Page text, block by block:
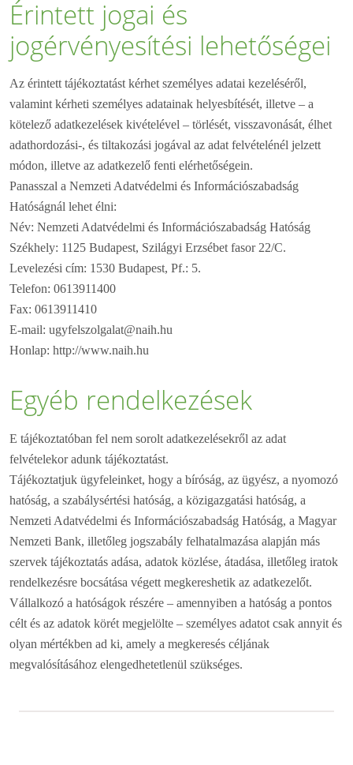
Érintett jogai és
jogérvényesítési lehetőségei
Az érintett tájékoztatást kérhet személyes adatai kezeléséről,
valamint kérheti személyes adatainak helyesbítését, illetve – a
kötelező adatkezelések kivételével – törlését, visszavonását, élhet
adathordozási-, és tiltakozási jogával az adat felvételénél jelzett
módon, illetve az adatkezelő fenti elérhetőségein.
Panasszal a Nemzeti Adatvédelmi és Információszabadság
Hatóságnál lehet élni:
Név: Nemzeti Adatvédelmi és Információszabadság Hatóság
Székhely: 1125 Budapest, Szilágyi Erzsébet fasor 22/C.
Levelezési cím: 1530 Budapest, Pf.: 5.
Telefon: 0613911400
Fax: 0613911410
E-mail: ugyfelszolgalat@naih.hu
Honlap: http://www.naih.hu
Egyéb rendelkezések
E tájékoztatóban fel nem sorolt adatkezelésekről az adat
felvételekor adunk tájékoztatást.
Tájékoztatjuk ügyfeleinket, hogy a bíróság, az ügyész, a nyomozó
hatóság, a szabálysértési hatóság, a közigazgatási hatóság, a
Nemzeti Adatvédelmi és Információszabadság Hatóság, a Magyar
Nemzeti Bank, illetőleg jogszabály felhatalmazása alapján más
szervek tájékoztatás adása, adatok közlése, átadása, illetőleg iratok
rendelkezésre bocsátása végett megkereshetik az adatkezelőt.
Vállalkozó a hatóságok részére – amennyiben a hatóság a pontos
célt és az adatok körét megjelölte – személyes adatot csak annyit és
olyan mértékben ad ki, amely a megkeresés céljának
megvalósításához elengedhetetlenül szükséges.